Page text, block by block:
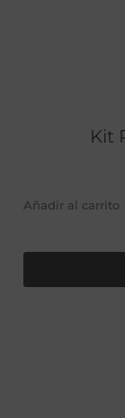
Kit
Añadir al carrito